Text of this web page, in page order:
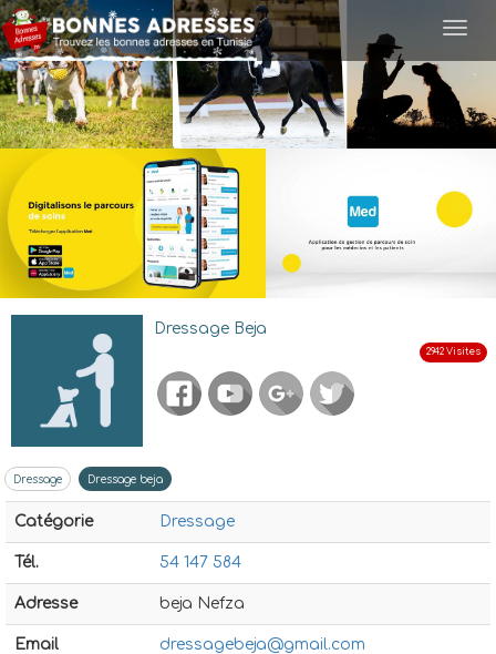
Dressage Beja
Catégorie Dressage
Tél. 54 147 584
Adresse beja Nefza
Email dressagebeja@gmail.com